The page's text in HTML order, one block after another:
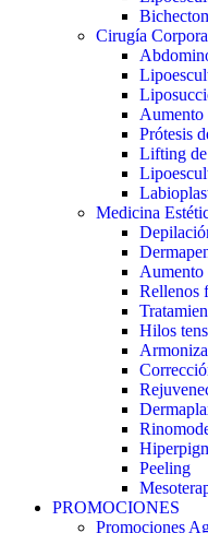
Cirugía
Aumento
Prótesis
Lifting
Medicina
Aumento
Rellenos
Hilos
Peeling
PROMOCIONES
Promociones